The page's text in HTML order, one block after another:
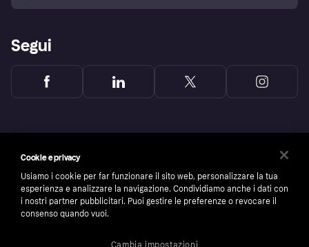
Segui
Cookie e privacy
Usiamo i cookie per far funzionare il sito web, personalizzare la tua
esperienza e analizzare la navigazione. Condividiamo anche i dati con
i nostri partner pubblicitari. Puoi gestire le preferenze o revocare il
consenso quando vuoi.
Cambia impostazioni